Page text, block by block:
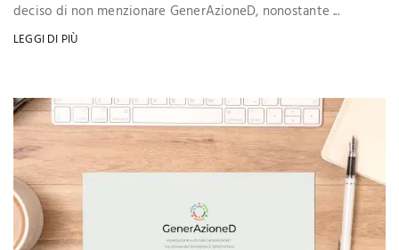
deciso di non menzionare GenerAzioneD, nonostante ...
LEGGI DI PIÙ